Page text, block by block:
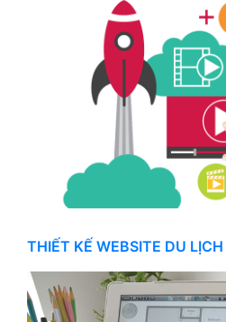
THIẾT KẾ WEBSITE DU LỊCH